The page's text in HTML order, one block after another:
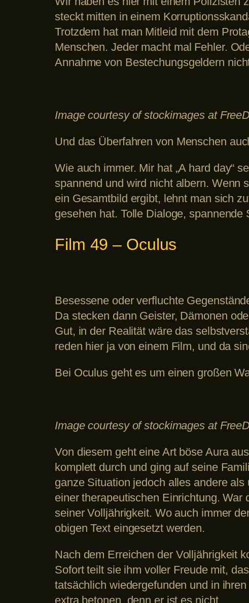
steckt mitten in einem
Trotzdem hat man Mitleid mit dem
Menschen. Jeder macht mal Fehler.
Annahme von Bestechungsgeldern
Image courtesy of stockimages at
Und das Überfahren von Menschen
Wie auch immer. Mir hat „A hard day“
spannend und wird nicht albern. Wenn
ein Gesamtbild ergibt, lehnt man sich
gesehen hat. Tolle Dialoge,
Film 49 – Oculus
Besessene oder verfluchte
Da stecken dann Geister, Dämonen
Gut, in der Realität wäre das
reden hier ja von einem Film, und da
Bei Oculus geht es um einen großen
Image courtesy of stockimages at
Von diesem geht eine Art böse Aura
komplett durch und ging auf seine
ganze Situation jedoch alles andere
einer therapeutischen Einrichtung.
seiner Volljährigkeit. Wo auch immer
obigen Text eingesetzt werden.
Nach dem Erreichen der Volljährigkeit
Sofort teilt sie ihm voller Freude mit,
tatsächlich wiedergefunden und in
extra betonen, denn er ist es nicht.